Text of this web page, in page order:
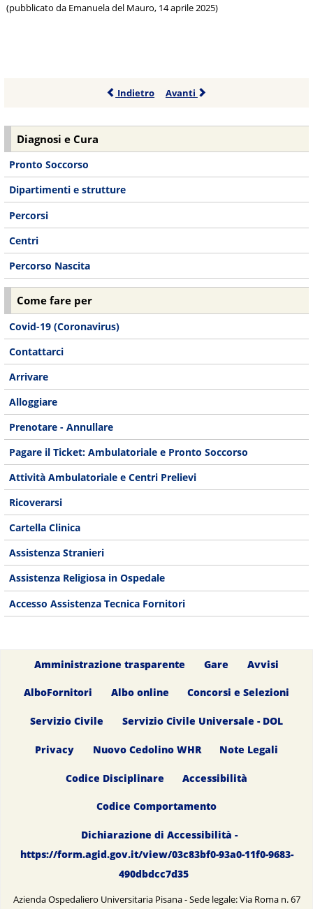
(pubblicato da Emanuela del Mauro, 14 aprile 2025)
Indietro Avanti
Diagnosi e Cura
Pronto Soccorso
Dipartimenti e strutture
Percorsi
Centri
Percorso Nascita
Come fare per
Covid-19 (Coronavirus)
Contattarci
Arrivare
Alloggiare
Prenotare - Annullare
Pagare il Ticket: Ambulatoriale e Pronto Soccorso
Attività Ambulatoriale e Centri Prelievi
Ricoverarsi
Cartella Clinica
Assistenza Stranieri
Assistenza Religiosa in Ospedale
Accesso Assistenza Tecnica Fornitori
Amministrazione trasparente Gare Avvisi
AlboFornitori Albo online Concorsi e Selezioni
Servizio Civile Servizio Civile Universale - DOL
Privacy Nuovo Cedolino WHR Note Legali
Codice Disciplinare Accessibilità
Codice Comportamento
Dichiarazione di Accessibilità -
https://form.agid.gov.it/view/03c83bf0-93a0-11f0-9683-
490dbdcc7d35
Azienda Ospedaliero Universitaria Pisana - Sede legale: Via Roma n. 67